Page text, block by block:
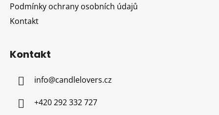
Podmínky ochrany osobních údajů
Kontakt
Kontakt
info@candlelovers.cz
+420 292 332 727